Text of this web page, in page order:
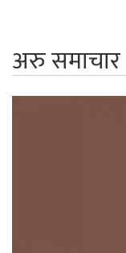
अरु समाचार